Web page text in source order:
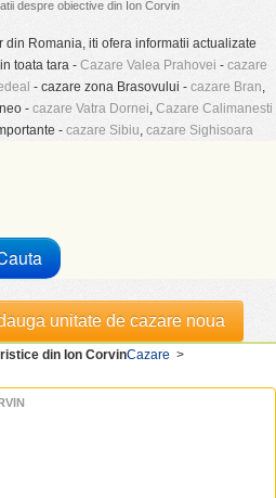
despre obiective din Ion Corvin
din Romania, iti ofera informatii actualizate
toata tara - Cazare Valea Prahovei - cazare
- cazare zona Brasovului - cazare Bran,
- cazare Vatra Dornei, Cazare Calimanesti
- cazare Sibiu, cazare Sighisoara
unitate de cazare noua
Cazare >
din Ion Corvin